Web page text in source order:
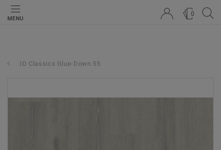
MENU
0
ID Classics Glue-Down 55